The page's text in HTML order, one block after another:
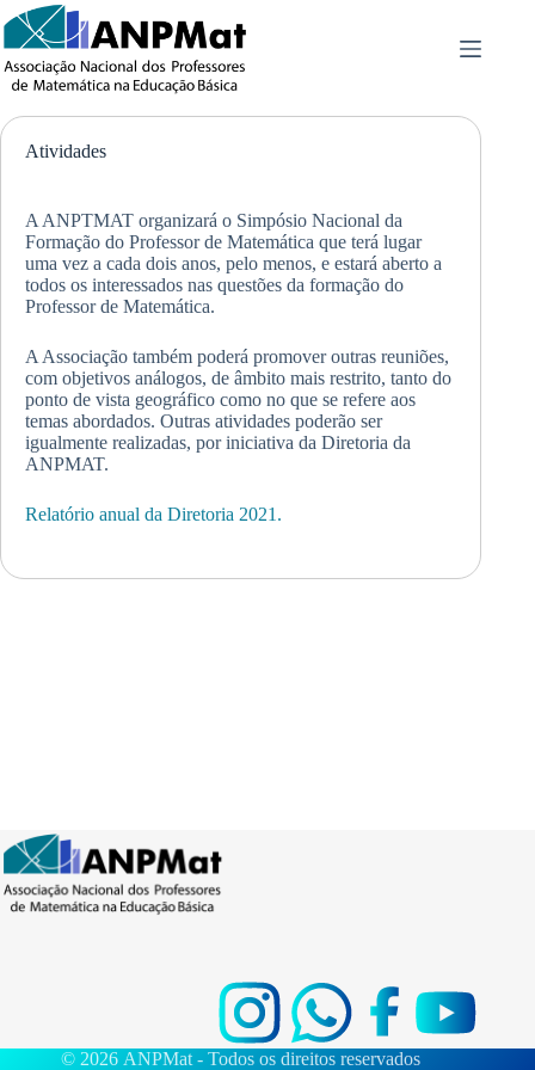
Pular
para
o
conteúdo
Atividades
A ANPTMAT organizará o Simpósio Nacional da
Formação do Professor de Matemática que terá lugar
uma vez a cada dois anos, pelo menos, e estará aberto a
todos os interessados nas questões da formação do
Professor de Matemática.
A Associação também poderá promover outras reuniões,
com objetivos análogos, de âmbito mais restrito, tanto do
ponto de vista geográfico como no que se refere aos
temas abordados. Outras atividades poderão ser
igualmente realizadas, por iniciativa da Diretoria da
ANPMAT.
Relatório anual da Diretoria 2021.
© 2026 ANPMat - Todos os direitos reservados